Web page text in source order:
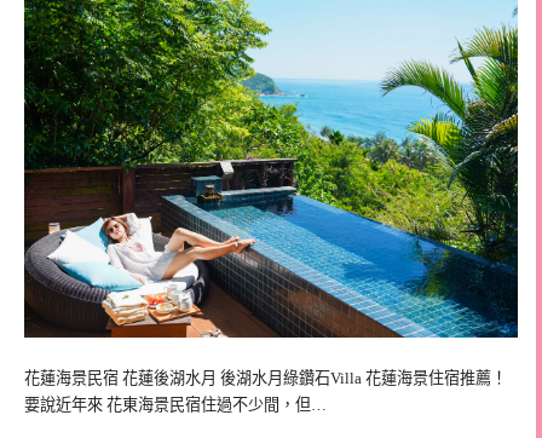
花蓮海景民宿 花蓮後湖水月 後湖水月綠鑽石Villa 花蓮海景住宿推薦！
要說近年來 花東海景民宿住過不少間，但…